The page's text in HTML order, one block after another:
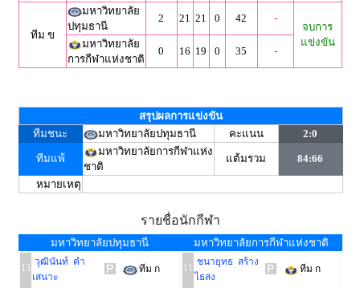
ทีม ข
มหาวิทยาลัย
ปทุมธานี
2 21 21 0 42 -
จบการ
แข่งขัน
มหาวิทยาลัย
การกีฬาแห่งชาติ
0 16 19 0 35 -
สรุปผลการแข่งขัน
ทีมชนะ
มหาวิทยาลัยปทุมธานี คะแนน 2:0
ทีมแพ้
มหาวิทยาลัยการกีฬาแห่ง
ชาติ
แต้มรวม 84:66
หมายเหตุ
รายชื่อนักกีฬา
มหาวิทยาลัยปทุมธานี มหาวิทยาลัยการกีฬาแห่งชาติ
13
วุฒินันท์ คำ
เสนาะ
ทีม ก 11
ชนายุทธ สร้าง
ไธสง
ทีม ก